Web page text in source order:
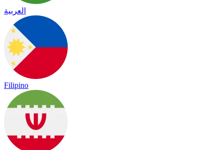
العربية
Filipino